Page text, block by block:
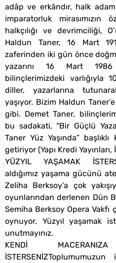
adâp ve erkândır, halk
imparatorluk mirasımızın
halkçılığı ve devrimciliği,
Haldun Taner, 16 Mart
zaferinden iki gün önce
yazarını 16 Mart
bilinçlerimizdeki varlığıyla
diller, yazarlarına
yaşıyor. Bizim Haldun
gibi. Demet Taner,
bu sadakati, “Bir Güçlü
Taner Yüz Yaşında”
getiriyor (Yapı Kredi
YÜZYIL YAŞAMAK
aldığımız yaşama gücünü
Zeliha Berksoy’a çok
oyunlarından derlenen Dün
Semiha Berksoy Opera Vakfı
oynuyor. Yüzyıl yaşamak
unutmayınız.
KENDİ